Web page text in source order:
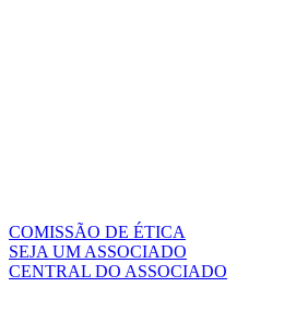
COMISSÃO DE ÉTICA
SEJA UM ASSOCIADO
CENTRAL DO ASSOCIADO